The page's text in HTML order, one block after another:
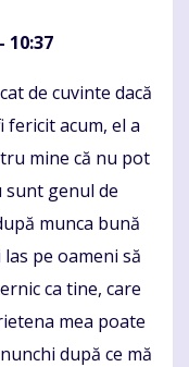
10:37
de cuvinte dacă
acum, el a
mine că nu pot
sunt genul de
munca bună
pe oameni să
ca tine, care
mea poate
după ce mă